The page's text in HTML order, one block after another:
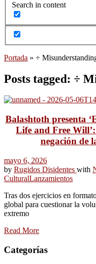
Search in content
Portada » ÷
Posts tagged: ÷
Balashtoth presenta
Life and Free
negación de
mayo 6, 2026
by Rugidos Disidentes with
CulturalLanzamientos
Tras dos ejercicios en
global para cuestionar la
extremo
Read More
Categorías